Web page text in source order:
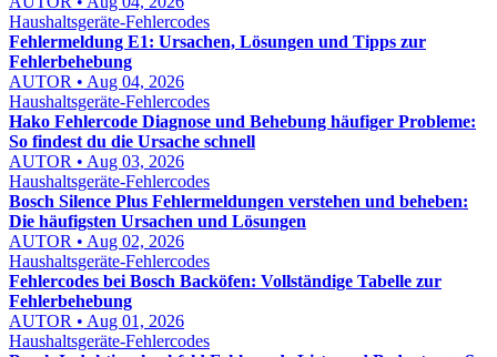
Haushaltsgeräte-Fehlercodes
Fehlermeldung E1: Ursachen, Lösungen und Tipps zur
Fehlerbehebung
AUTOR • Aug 04, 2026
Haushaltsgeräte-Fehlercodes
Hako Fehlercode Diagnose und Behebung häufiger Probleme:
So findest du die Ursache schnell
AUTOR • Aug 03, 2026
Haushaltsgeräte-Fehlercodes
Bosch Silence Plus Fehlermeldungen verstehen und beheben:
Die häufigsten Ursachen und Lösungen
AUTOR • Aug 02, 2026
Haushaltsgeräte-Fehlercodes
Fehlercodes bei Bosch Backöfen: Vollständige Tabelle zur
Fehlerbehebung
AUTOR • Aug 01, 2026
Haushaltsgeräte-Fehlercodes